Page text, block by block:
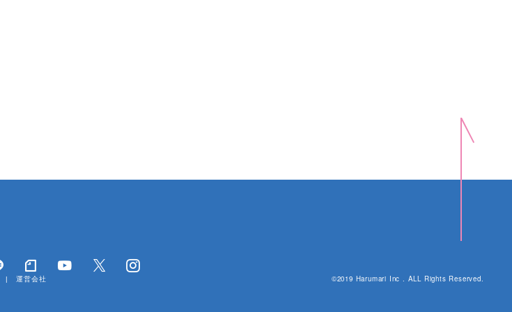
運営会社 ©2019 Harumari Inc . ALL Rights Reserved.